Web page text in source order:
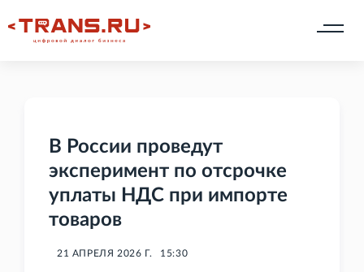
В России проведут
эксперимент по отсрочке
уплаты НДС при импорте
товаров
21 АПРЕЛЯ 2026 Г. 15:30